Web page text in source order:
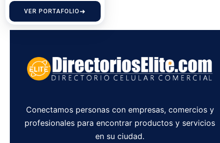
VER PORTAFOLIO
Conectamos personas con empresas, comercios y
profesionales para encontrar productos y servicios
en su ciudad.